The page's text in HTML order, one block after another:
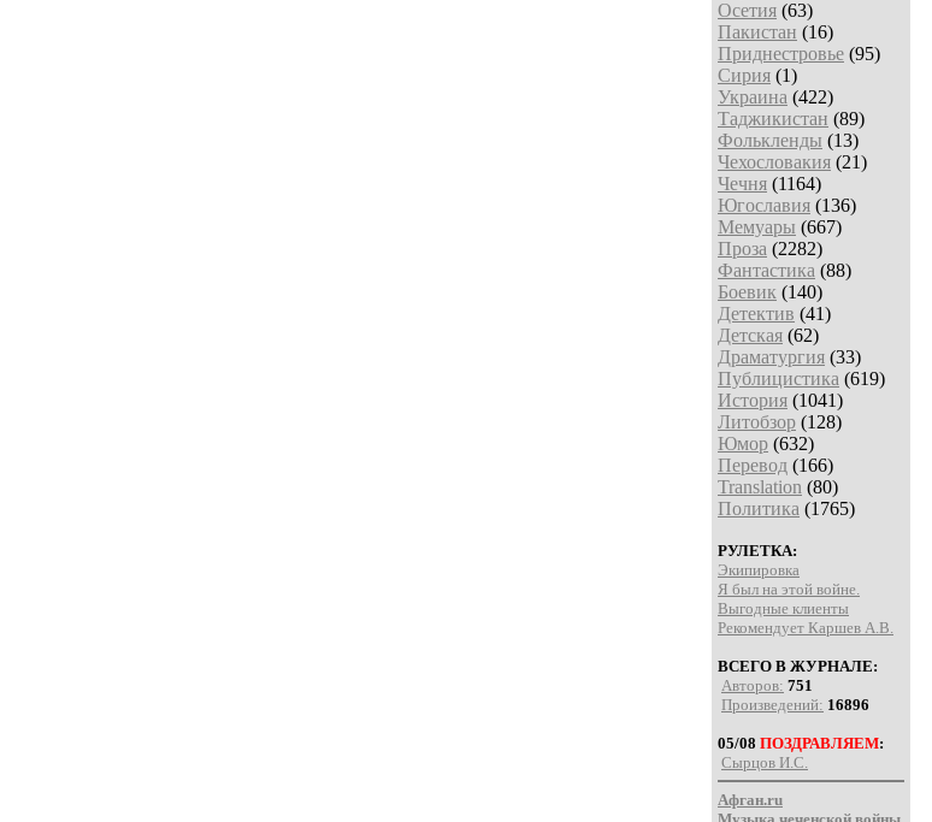
Осетия (63)
Пакистан (16)
Приднестровье (95)
Сирия (1)
Украина (422)
Таджикистан (89)
Фолькленды (13)
Чехословакия (21)
Чечня (1164)
Югославия (136)
Мемуары (667)
Проза (2282)
Фантастика (88)
Боевик (140)
Детектив (41)
Детская (62)
Драматургия (33)
Публицистика (619)
История (1041)
Литобзор (128)
Юмор (632)
Перевод (166)
Translation (80)
Политика (1765)
РУЛЕТКА:
Экипировка
Я был на этой войне.
Выгодные клиенты
Рекомендует Каршев А.В.
ВСЕГО В ЖУРНАЛЕ:
Авторов: 751
Произведений: 16896
05/08 ПОЗДРАВЛЯЕМ:
Сырцов И.С.
Афган.ru